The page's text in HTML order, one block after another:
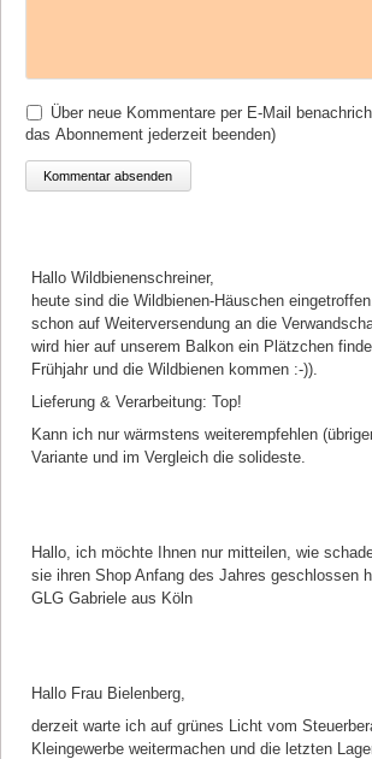
Über neue Kommentare per E-Mail
das Abonnement jederzeit beenden)
Kommentar absenden
Hallo Wildbienenschreiner,
heute sind die Wildbienen-Häuschen
schon auf Weiterversendung an die
wird hier auf unserem Balkon ein Plätzchen
Frühjahr und die Wildbienen kommen :-)).
Lieferung & Verarbeitung: Top!
Kann ich nur wärmstens weiterempfehlen
Variante und im Vergleich die solideste.
Hallo, ich möchte Ihnen nur mitteilen, wie
sie ihren Shop Anfang des Jahres geschlossen
GLG Gabriele aus Köln
Hallo Frau Bielenberg,
derzeit warte ich auf grünes Licht vom
Kleingewerbe weitermachen und die letzten